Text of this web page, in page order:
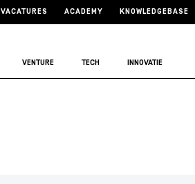
VACATURES ACADEMY KNOWLEDGEBASE
VENTURE TECH INNOVATIE